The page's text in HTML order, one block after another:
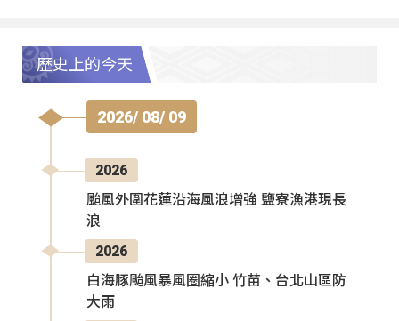
歷史上的今天
2026/ 08/ 09
2026
颱風外圍花蓮沿海風浪增強 鹽寮漁港現長
浪
2026
白海豚颱風暴風圈縮小 竹苗、台北山區防
大雨